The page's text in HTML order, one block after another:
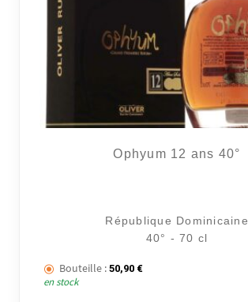
Ophyum 12 ans 40°
République Dominicaine
40° - 70 cl
Bouteille : 50,90 €
en stock